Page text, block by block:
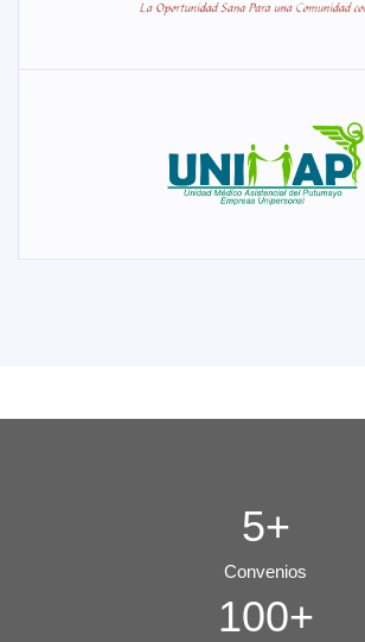
5+
Convenios
100+